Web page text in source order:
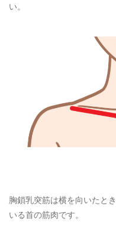
い。
胸鎖乳突筋は横を向いたと
いる首の筋肉です。